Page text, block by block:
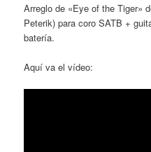
Arreglo de «Eye of the Tiger»
Peterik) para coro SATB +
batería.
Aquí va el vídeo: